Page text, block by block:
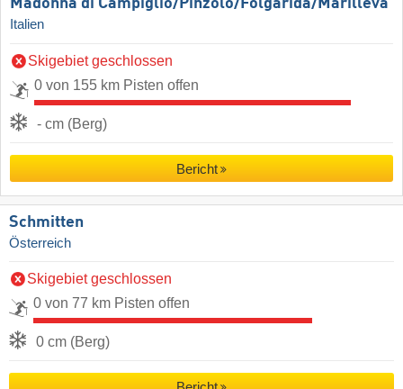
Madonna di Campiglio/​Pinzolo/​Folgàrida/​Marilleva
Italien
Skigebiet geschlossen
0 von 155 km Pisten offen
- cm (Berg)
Bericht
Schmitten
Österreich
Skigebiet geschlossen
0 von 77 km Pisten offen
0 cm (Berg)